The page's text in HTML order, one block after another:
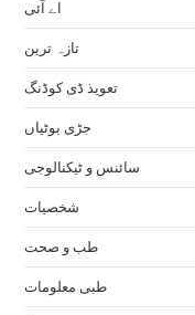
اے آئی
تازہ ترین
تعویذ ڈی کوڈنگ
جڑی بوٹیاں
سائنس و ٹیکنالوجی
شخصیات
طب و صحت
طبی معلومات